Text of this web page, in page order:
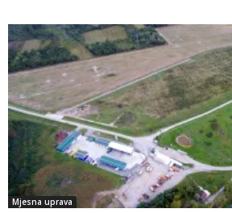
Mjesna uprava